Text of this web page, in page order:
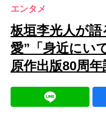
エンタメ
板垣李光人が
愛”「身近にい
原作出版80周